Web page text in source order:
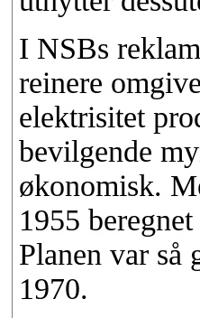
I NSBs
reinere
elektrisitet
bevilgende
økonomisk.
1955
Planen var
1970.